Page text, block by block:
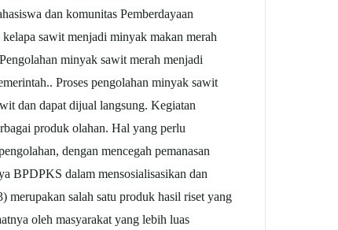
dan komunitas Pemberdayaan
sawit menjadi minyak makan merah
minyak sawit merah menjadi
Proses pengolahan minyak sawit
dan dapat dijual langsung. Kegiatan
produk olahan. Hal yang perlu
dengan mencegah pemanasan
BPDPKS dalam mensosialisasikan dan
salah satu produk hasil riset yang
oleh masyarakat yang lebih luas